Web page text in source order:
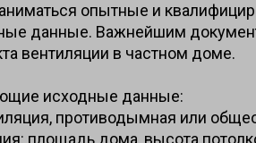
опытные и
данные. Важнейшим
вентиляции в частном доме.
исходные данные:
противодымная или
площадь дома, высота